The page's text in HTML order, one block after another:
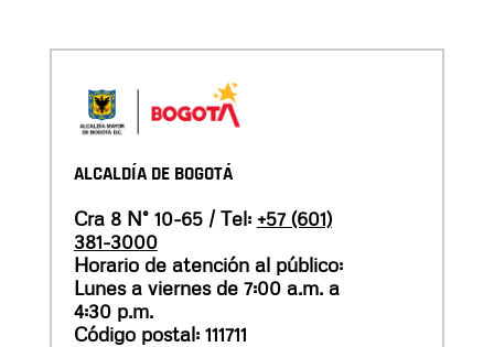
ALCALDÍA DE BOGOTÁ
Cra 8 N° 10-65 / Tel: +57 (601)
381-3000
Horario de atención al público:
Lunes a viernes de 7:00 a.m. a
4:30 p.m.
Código postal: 111711